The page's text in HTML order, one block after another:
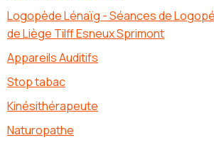
Logopède Lénaïg - Séances de
de Liège Tilff Esneux Sprimont
Appareils Auditifs
Stop tabac
Kinésithérapeute
Naturopathe